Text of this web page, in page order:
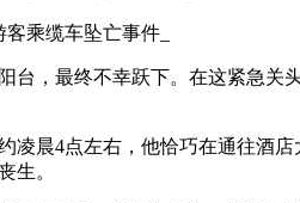
台，最终不幸跃下。在这紧急
凌晨4点左右，他恰巧在通往酒
生。